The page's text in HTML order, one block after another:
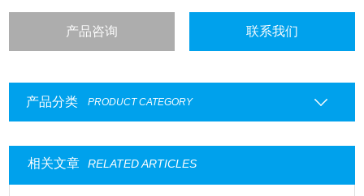
产品咨询 联系我们
产品分类 PRODUCT CATEGORY
相关文章 RELATED ARTICLES